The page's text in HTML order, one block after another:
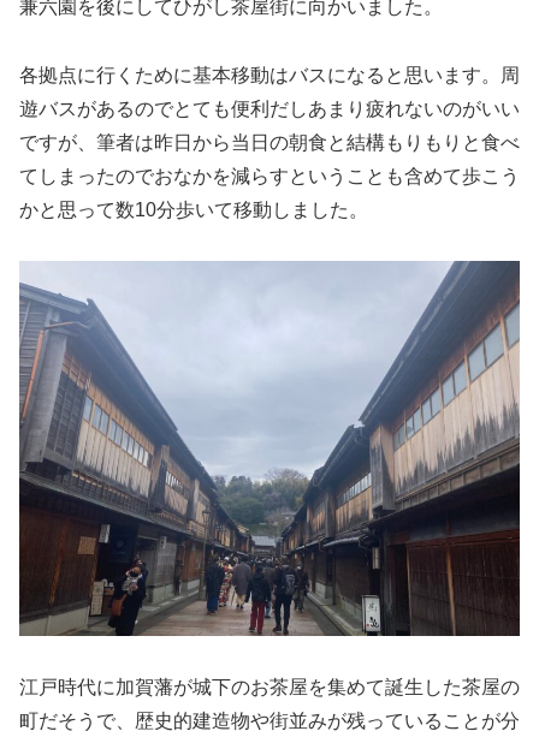
兼六園を後にしてひがし茶屋街に向かいました。
各拠点に行くために基本移動はバスになると思います。周
遊バスがあるのでとても便利だしあまり疲れないのがいい
ですが、筆者は昨日から当日の朝食と結構もりもりと食べ
てしまったのでおなかを減らすということも含めて歩こう
かと思って数10分歩いて移動しました。
江戸時代に加賀藩が城下のお茶屋を集めて誕生した茶屋の
町だそうで、歴史的建造物や街並みが残っていることが分